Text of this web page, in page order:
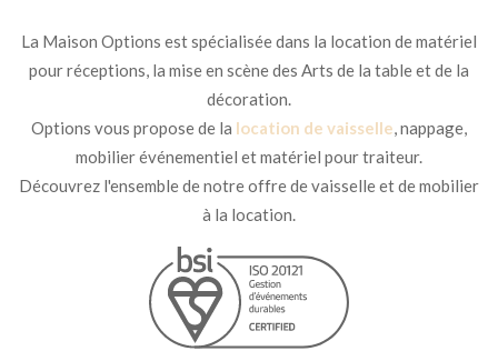
La Maison Options est spécialisée dans la location de matériel
pour réceptions, la mise en scène des Arts de la table et de la
décoration.
Options vous propose de la location de vaisselle, nappage,
mobilier événementiel et matériel pour traiteur.
Découvrez l'ensemble de notre offre de vaisselle et de mobilier
à la location.